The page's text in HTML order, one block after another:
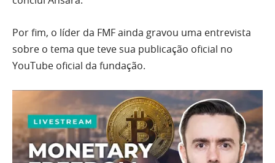
Por fim, o líder da FMF ainda gravou uma entrevista
sobre o tema que teve sua publicação oficial no
YouTube oficial da fundação.